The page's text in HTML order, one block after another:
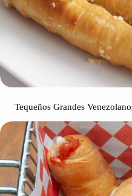
Tequeños Grandes